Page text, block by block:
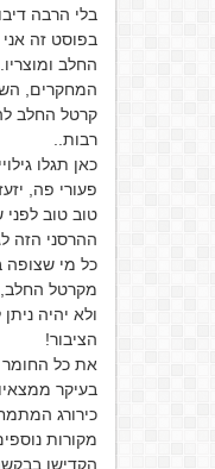
בלי הרבה
בפוסט זה
החלב
המחקרים,
קרטל החלב
רבות..
כאן תגלו
פעורי פה,
טוב טוב
ההרסני הזה
כל מי שצופה
מקרטל
ולא יהיה
הציבור!
את כל
בעיקר
כירורג
מקורות
הקדישו